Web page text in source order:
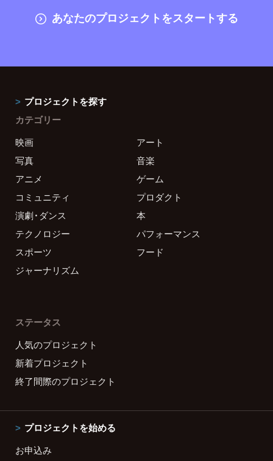
あなたのプロジェクトをスタートする
プロジェクトを探す
カテゴリー
映画
アート
写真
音楽
アニメ
ゲーム
コミュニティ
プロダクト
演劇・ダンス
本
テクノロジー
パフォーマンス
スポーツ
フード
ジャーナリズム
ステータス
人気のプロジェクト
新着プロジェクト
終了間際のプロジェクト
プロジェクトを始める
お申込み